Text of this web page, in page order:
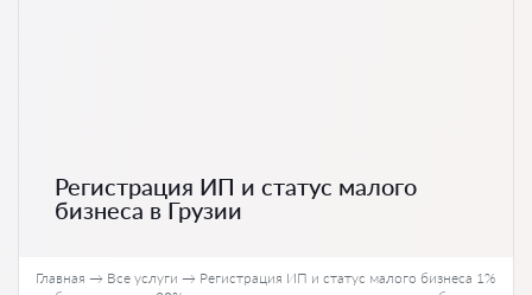
Регистрация ИП и статус малого
бизнеса в Грузии
Главная → Все услуги → Регистрация ИП и статус малого бизнеса 1%